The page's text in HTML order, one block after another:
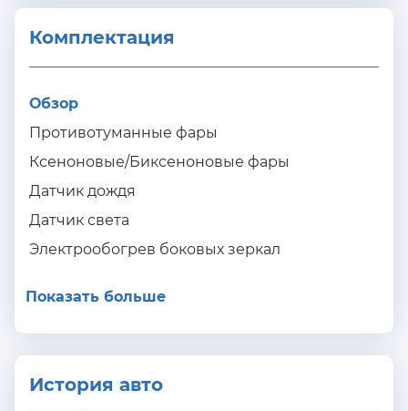
Комплектация
Обзор
Противотуманные фары
Ксеноновые/Биксеноновые фары
Датчик дождя
Датчик света
Электрообогрев боковых зеркал
Показать больше
История авто